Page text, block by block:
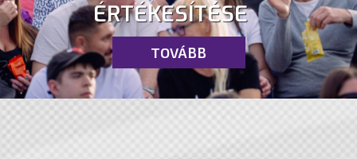
ÉRTÉKESÍTÉSE
TOVÁBB